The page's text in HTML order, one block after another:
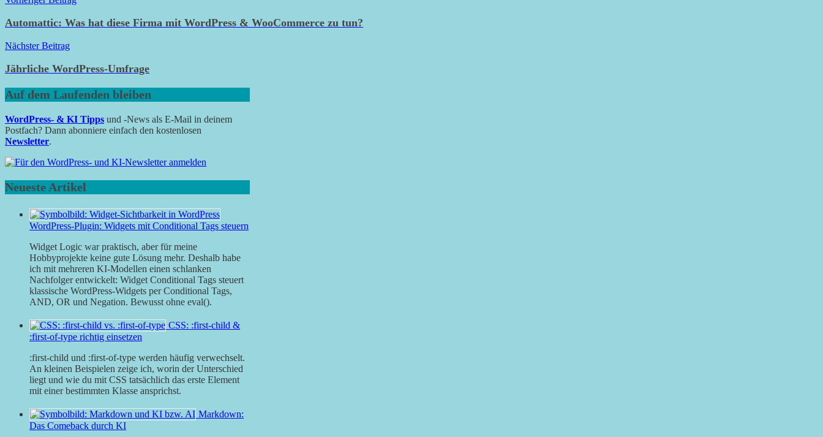
Automattic: Was hat diese Firma mit WordPress & WooCommerce zu tun?
Nächster Beitrag
Jährliche WordPress-Umfrage
Auf dem Laufenden bleiben
WordPress- & KI Tipps und -News als E-Mail in deinem
Postfach? Dann abonniere einfach den kostenlosen
Newsletter.
Neueste Artikel
WordPress-Plugin: Widgets mit Conditional Tags steuern
Widget Logic war praktisch, aber für meine
Hobbyprojekte keine gute Lösung mehr. Deshalb habe
ich mit mehreren KI-Modellen einen schlanken
Nachfolger entwickelt: Widget Conditional Tags steuert
klassische WordPress-Widgets per Conditional Tags,
AND, OR und Negation. Bewusst ohne eval().
CSS: :first-child &
:first-of-type richtig einsetzen
:first-child und :first-of-type werden häufig verwechselt.
An kleinen Beispielen zeige ich, worin der Unterschied
liegt und wie du mit CSS tatsächlich das erste Element
mit einer bestimmten Klasse ansprichst.
Markdown:
Das Comeback durch KI